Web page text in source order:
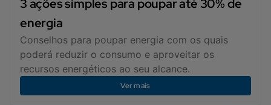
3 ações simples para poupar até 30% de
energia
Conselhos para poupar energia com os quais
poderá reduzir o consumo e aproveitar os
recursos energéticos ao seu alcance.
Ver mais